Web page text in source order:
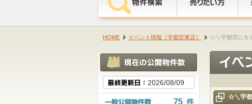
HOME イベント情報［宇都宮東店］ ☆＼宇都宮にモ
☆＼宇
2026/08/09
75